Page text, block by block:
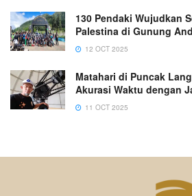
130 Pendaki Wujudkan
Palestina di Gunung
12 OCT 2025
Matahari di Puncak
Akurasi Waktu dengan
11 OCT 2025